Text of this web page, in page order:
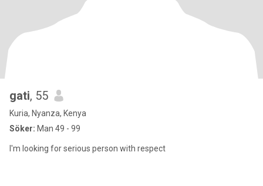
gati, 55
Kuria, Nyanza, Kenya
Söker: Man 49 - 99
I'm looking for serious person with respect